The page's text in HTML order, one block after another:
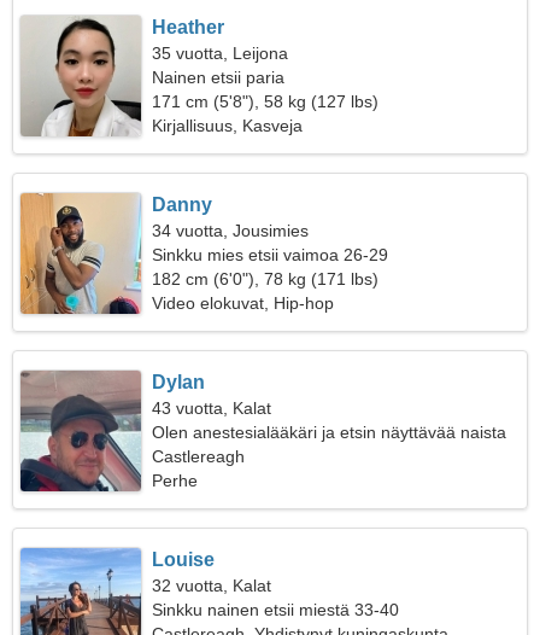
Heather
35 vuotta, Leijona
Nainen etsii paria
171 cm (5'8"), 58 kg (127 lbs)
Kirjallisuus, Kasveja
Danny
34 vuotta, Jousimies
Sinkku mies etsii vaimoa 26-29
182 cm (6'0"), 78 kg (171 lbs)
Video elokuvat, Hip-hop
Dylan
43 vuotta, Kalat
Olen anestesialääkäri ja etsin näyttävää naista
Castlereagh
Perhe
Louise
32 vuotta, Kalat
Sinkku nainen etsii miestä 33-40